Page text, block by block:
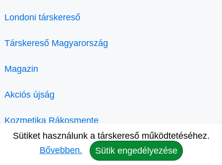
Londoni társkereső
Társkereső Magyarország
Magazin
Akciós újság
Kozmetika Rákosmente
Sütiket használunk a társkereső működtetéséhez.
Bővebben.
Sütik engedélyezése